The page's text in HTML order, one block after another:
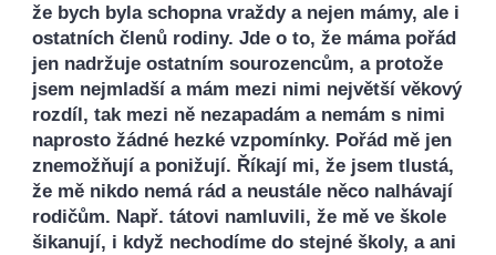
že bych byla schopna vraždy a nejen mámy, ale i
ostatních členů rodiny. Jde o to, že máma pořád
jen nadržuje ostatním sourozencům, a protože
jsem nejmladší a mám mezi nimi největší věkový
rozdíl, tak mezi ně nezapadám a nemám s nimi
naprosto žádné hezké vzpomínky. Pořád mě jen
znemožňují a ponižují. Říkají mi, že jsem tlustá,
že mě nikdo nemá rád a neustále něco nalhávají
rodičům. Např. tátovi namluvili, že mě ve škole
šikanují, i když nechodíme do stejné školy, a ani